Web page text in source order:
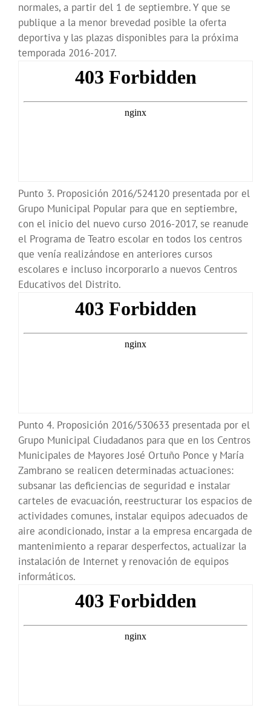
normales, a partir del 1 de septiembre. Y que se
publique a la menor brevedad posible la oferta
deportiva y las plazas disponibles para la próxima
temporada 2016-2017.
Punto 3. Proposición 2016/524120 presentada por el
Grupo Municipal Popular para que en septiembre,
con el inicio del nuevo curso 2016-2017, se reanude
el Programa de Teatro escolar en todos los centros
que venía realizándose en anteriores cursos
escolares e incluso incorporarlo a nuevos Centros
Educativos del Distrito.
Punto 4. Proposición 2016/530633 presentada por el
Grupo Municipal Ciudadanos para que en los Centros
Municipales de Mayores José Ortuño Ponce y María
Zambrano se realicen determinadas actuaciones:
subsanar las deficiencias de seguridad e instalar
carteles de evacuación, reestructurar los espacios de
actividades comunes, instalar equipos adecuados de
aire acondicionado, instar a la empresa encargada de
mantenimiento a reparar desperfectos, actualizar la
instalación de Internet y renovación de equipos
informáticos.